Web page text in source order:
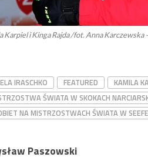
Karpiel i Kinga Rajda /fot. Anna Karczewska
IRASCHKO FEATURED KAMILA
ŚWIATA W SKOKACH
NA MISTRZOSTWACH ŚWIATA W
Paszowski